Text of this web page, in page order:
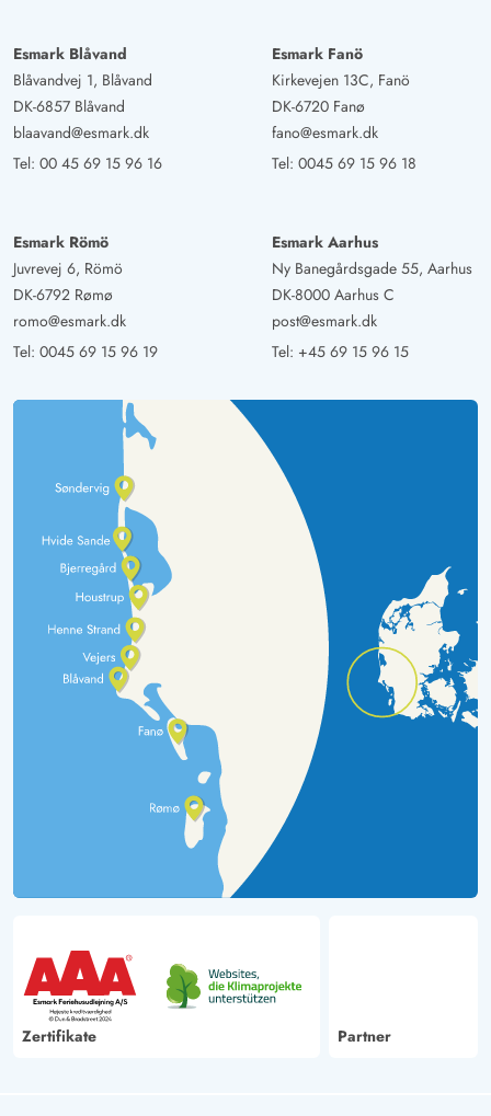
Esmark Blåvand
Blåvandvej 1, Blåvand
DK-6857 Blåvand
blaavand@esmark.dk
Tel: 00 45 69 15 96 16
Esmark Fanö
Kirkevejen 13C, Fanö
DK-6720 Fanø
fano@esmark.dk
Tel: 0045 69 15 96 18
Esmark Römö
Juvrevej 6, Römö
DK-6792 Rømø
romo@esmark.dk
Tel: 0045 69 15 96 19
Esmark Aarhus
Ny Banegårdsgade 55, Aarhus
DK-8000 Aarhus C
post@esmark.dk
Tel: +45 69 15 96 15
Zertifikate Partner